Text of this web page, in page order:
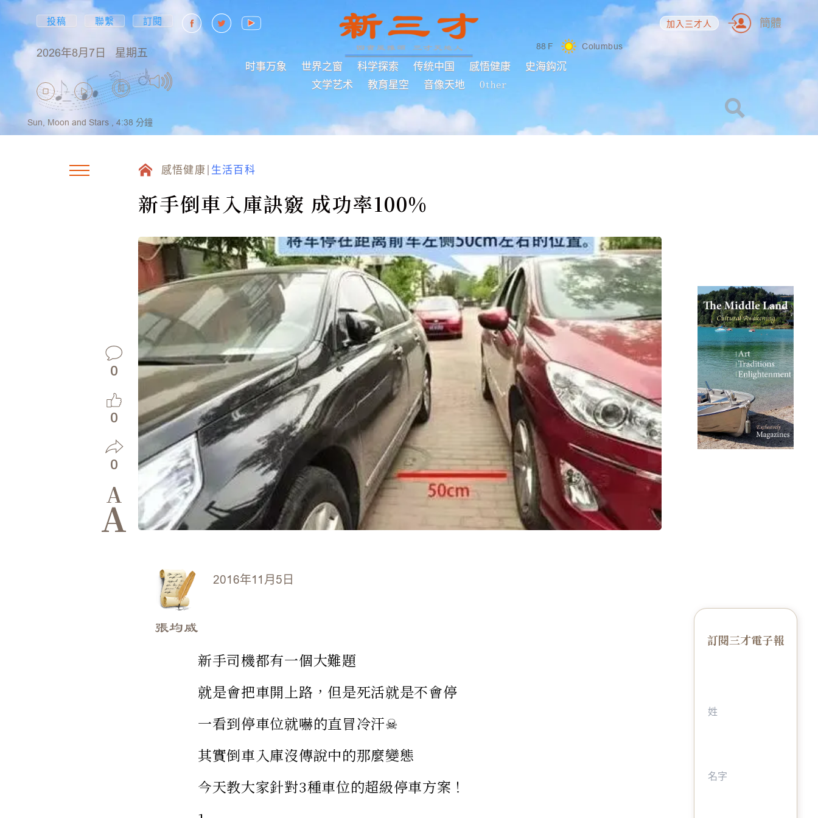
投稿 聯繫 訂閱
2026年8月7日 星期五 88 F Columbus
时事万象 世界之窗 科学探索 传统中国 感悟健康
史海鈎沉
文学艺术
教育星空 音像天地 Other
加入三才人 簡體
Sun, Moon and Stars , 4:38 分鐘
感悟健康 生活百科
新手倒車入庫訣竅 成功率100%
0
0
0
A
A
2016年11月5日
張均威
新手司機都有一個大難題
就是會把車開上路，但是死活就是不會停
一看到停車位就嚇的直冒冷汗☠
其實倒車入庫沒傳說中的那麼變態
今天教大家針對3種車位的超級停車方案！
訂閱三才電子報